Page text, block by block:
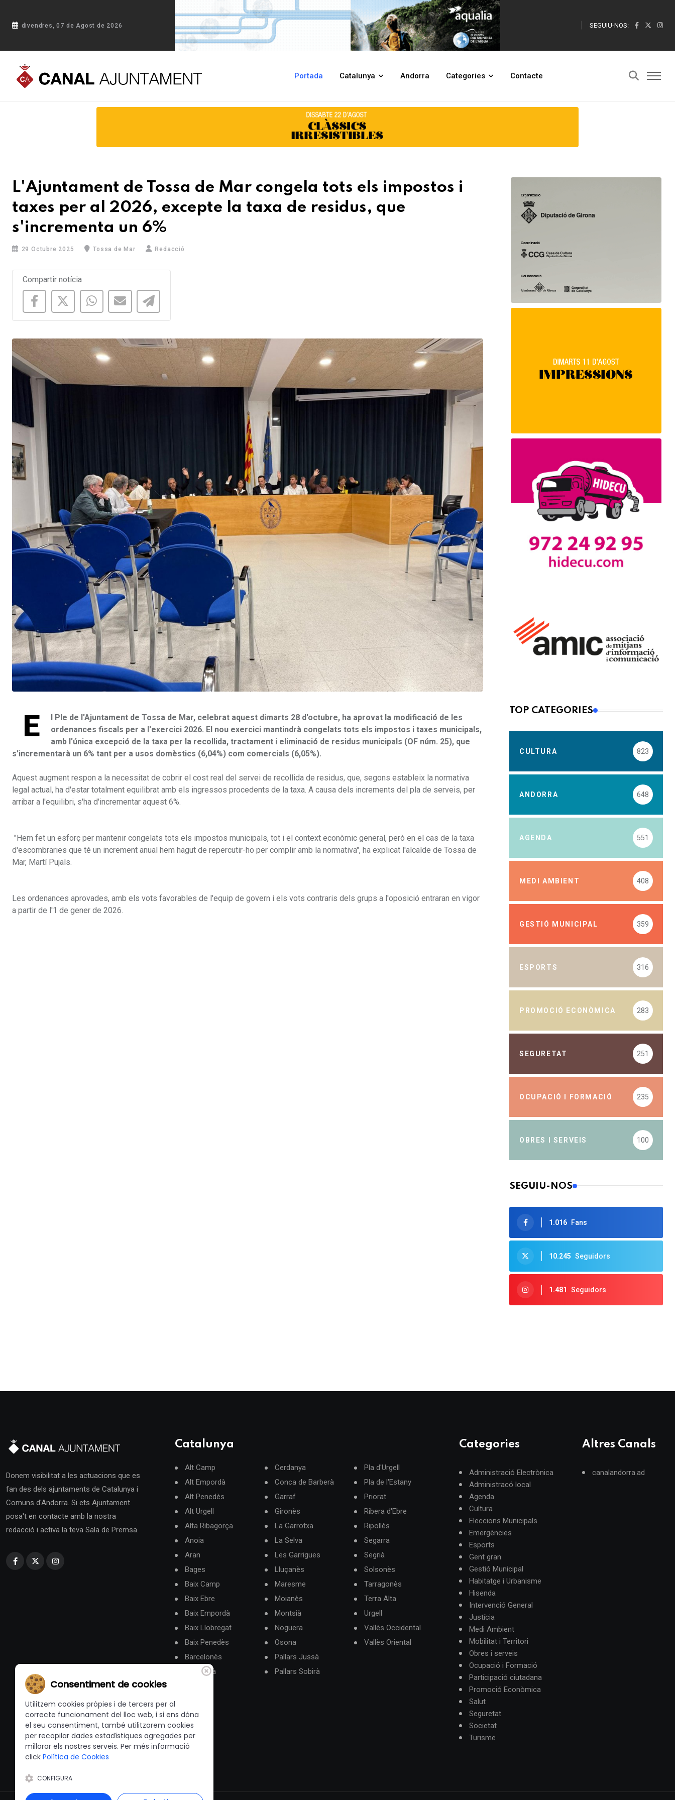
divendres, 07 de Agost de 2026 SEGUIU-NOS:
Portada Catalunya Andorra Categories Contacte
Portada Blog L'Ajuntament de Tossa de Mar congela tots els impostos i taxes per al 2026, excepte la taxa de residus, que s'incrementa un 6%
L'Ajuntament de Tossa de Mar congela tots els impostos i
taxes per al 2026, excepte la taxa de residus, que
s'incrementa un 6%
29 Octubre 2025 Tossa de Mar Redacció
Compartir notícia
E
l Ple de l'Ajuntament de Tossa de Mar, celebrat aquest dimarts 28 d'octubre, ha aprovat la modificació de les
ordenances fiscals per a l'exercici 2026. El nou exercici mantindrà congelats tots els impostos i taxes municipals,
amb l'única excepció de la taxa per la recollida, tractament i eliminació de residus municipals (OF núm. 25), que
s'incrementarà un 6% tant per a usos domèstics (6,04%) com comercials (6,05%).
Aquest augment respon a la necessitat de cobrir el cost real del servei de recollida de residus, que, segons estableix la normativa
legal actual, ha d'estar totalment equilibrat amb els ingressos procedents de la taxa. A causa dels increments del pla de serveis, per
arribar a l'equilibri, s'ha d'incrementar aquest 6%.
"Hem fet un esforç per mantenir congelats tots els impostos municipals, tot i el context econòmic general, però en el cas de la taxa
d'escombraries que té un increment anual hem hagut de repercutir-ho per complir amb la normativa", ha explicat l'alcalde de Tossa de
Mar, Martí Pujals.
Les ordenances aprovades, amb els vots favorables de l'equip de govern i els vots contraris dels grups a l'oposició entraran en vigor
a partir de l'1 de gener de 2026.
TOP CATEGORIES
CULTURA 823
ANDORRA 648
AGENDA 551
MEDI AMBIENT 408
GESTIÓ MUNICIPAL 359
ESPORTS 316
PROMOCIÓ ECONÒMICA 283
SEGURETAT 251
OCUPACIÓ I FORMACIÓ 235
OBRES I SERVEIS 100
SEGUIU-NOS
1.016 Fans
10.245 Seguidors
1.481 Seguidors
Donem visibilitat a les actuacions que es
fan des dels ajuntaments de Catalunya i
Comuns d'Andorra. Si ets Ajuntament
posa't en contacte amb la nostra
redacció i activa la teva Sala de Premsa.
Catalunya
Alt Camp
Alt Empordà
Alt Penedès
Alt Urgell
Alta Ribagorça
Anoia
Aran
Bages
Baix Camp
Baix Ebre
Baix Empordà
Baix Llobregat
Baix Penedès
Barcelonès
Berguedà
Cerdanya
Conca de Barberà
Garraf
Gironès
La Garrotxa
La Selva
Les Garrigues
Lluçanès
Maresme
Moianès
Montsià
Noguera
Osona
Pallars Jussà
Pallars Sobirà
Pla d'Urgell
Pla de l'Estany
Priorat
Ribera d'Ebre
Ripollès
Segarra
Segrià
Solsonès
Tarragonès
Terra Alta
Urgell
Vallès Occidental
Vallès Oriental
Categories
Administració Electrònica
Administracó local
Agenda
Cultura
Eleccions Municipals
Emergències
Esports
Gent gran
Gestió Municipal
Habitatge i Urbanisme
Hisenda
Intervenció General
Justícia
Medi Ambient
Mobilitat i Territori
Obres i serveis
Ocupació i Formació
Participació ciutadana
Promoció Econòmica
Salut
Seguretat
Societat
Turisme
Altres Canals
canalandorra.ad
Consentiment de cookies
Utilitzem cookies pròpies i de tercers per al
correcte funcionament del lloc web, i si ens dóna
el seu consentiment, també utilitzarem cookies
per recopilar dades estadístiques agregades per
millorar els nostres serveis. Per més informació
click Política de Cookies
CONFIGURA